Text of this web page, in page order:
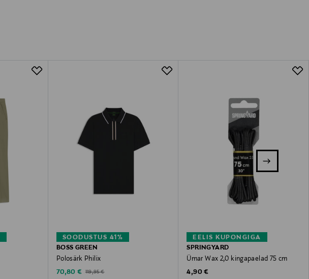
SOODUSTUS 41%
BOSS GREEN
Polosärk Philix
Discounted Price
70,80 € Original Price
119,95 €
EELIS KUPONGIGA
SPRINGYARD
Ümar Wax 2,0 kingapaelad 75 cm
Original Price
4,90 €